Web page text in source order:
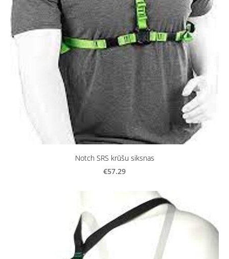
Notch SRS krūšu siksnas
€57.29